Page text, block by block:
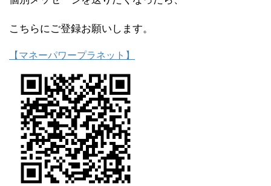
こちらにご登録お願いします。
【マネーパワープラネット】